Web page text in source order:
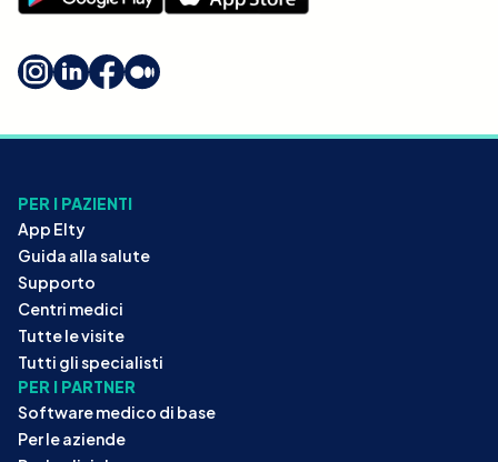
PER I PAZIENTI
App Elty
Guida alla salute
Supporto
Centri medici
Tutte le visite
Tutti gli specialisti
PER I PARTNER
Software medico di base
Per le aziende